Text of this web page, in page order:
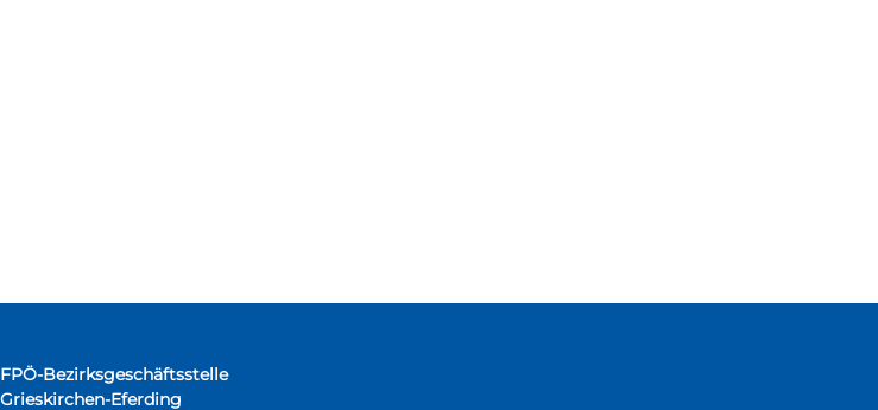
FPÖ-Bezirksgeschäftsstelle
Grieskirchen-Eferding